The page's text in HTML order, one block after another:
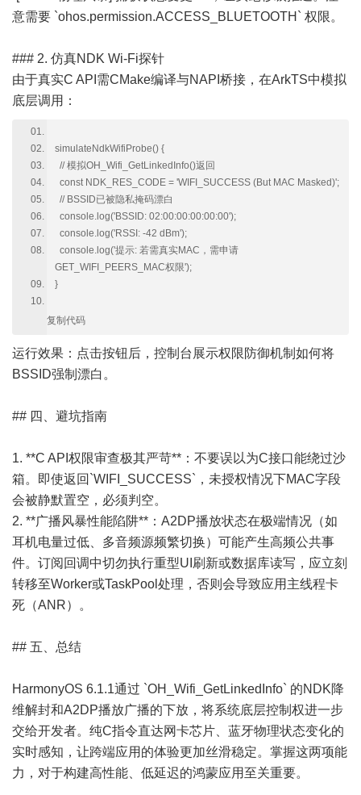
意需要 `ohos.permission.ACCESS_BLUETOOTH` 权限。
### 2. 仿真NDK Wi-Fi探针
由于真实C API需CMake编译与NAPI桥接，在ArkTS中模拟
底层调用：
simulateNdkWifiProbe() {
// 模拟OH_Wifi_GetLinkedInfo()返回
const NDK_RES_CODE = 'WIFI_SUCCESS (But MAC Masked)';
// BSSID已被隐私掩码漂白
console.log('BSSID: 02:00:00:00:00:00');
console.log('RSSI: -42 dBm');
console.log('提示: 若需真实MAC，需申请
GET_WIFI_PEERS_MAC权限');
}
复制代码
运行效果：点击按钮后，控制台展示权限防御机制如何将
BSSID强制漂白。
## 四、避坑指南
1. **C API权限审查极其严苛**：不要误以为C接口能绕过沙
箱。即使返回`WIFI_SUCCESS`，未授权情况下MAC字段
会被静默置空，必须判空。
2. **广播风暴性能陷阱**：A2DP播放状态在极端情况（如
耳机电量过低、多音频源频繁切换）可能产生高频公共事
件。订阅回调中切勿执行重型UI刷新或数据库读写，应立刻
转移至Worker或TaskPool处理，否则会导致应用主线程卡
死（ANR）。
## 五、总结
HarmonyOS 6.1.1通过 `OH_Wifi_GetLinkedInfo` 的NDK降
维解封和A2DP播放广播的下放，将系统底层控制权进一步
交给开发者。纯C指令直达网卡芯片、蓝牙物理状态变化的
实时感知，让跨端应用的体验更加丝滑稳定。掌握这两项能
力，对于构建高性能、低延迟的鸿蒙应用至关重要。